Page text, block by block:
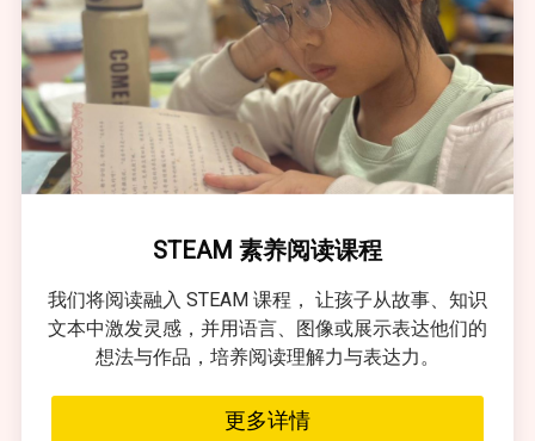
STEAM 素养阅读课程
我们将阅读融入 STEAM 课程， 让孩子从故事、知识
文本中激发灵感，并用语言、图像或展示表达他们的
想法与作品，培养阅读理解力与表达力。
更多详情